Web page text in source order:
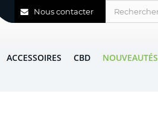
Nous contacter
ACCESSOIRES CBD NOUVEAUTÉS